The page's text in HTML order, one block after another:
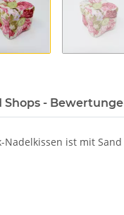
Shops -
Nadelkissen ist mit